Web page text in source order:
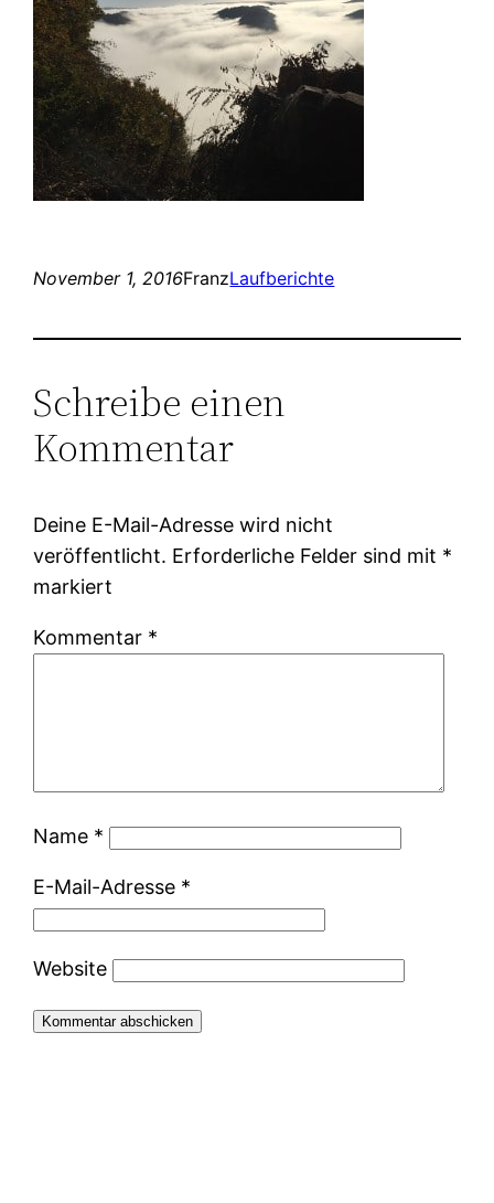
November 1, 2016FranzLaufberichte
Schreibe einen
Kommentar
Deine E-Mail-Adresse wird nicht
veröffentlicht. Erforderliche Felder sind mit *
markiert
Kommentar *
Name *
E-Mail-Adresse *
Website